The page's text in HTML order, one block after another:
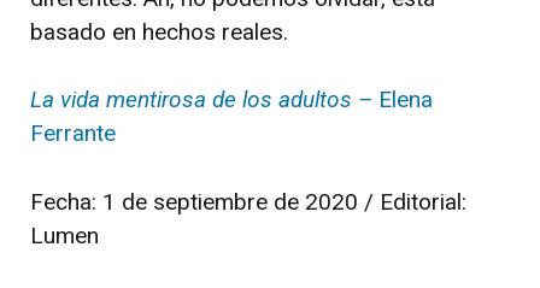
basado en hechos reales.
La vida mentirosa de los adultos – Elena
Ferrante
Fecha: 1 de septiembre de 2020 / Editorial:
Lumen